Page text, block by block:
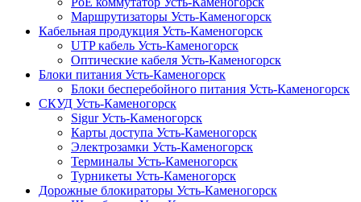
Маршрутизаторы Усть-Каменогорск
Кабельная продукция Усть-Каменогорск
UTP кабель Усть-Каменогорск
Оптические кабеля Усть-Каменогорск
Блоки питания Усть-Каменогорск
Блоки бесперебойного питания Усть-Каменогорск
СКУД Усть-Каменогорск
Sigur Усть-Каменогорск
Карты доступа Усть-Каменогорск
Электрозамки Усть-Каменогорск
Терминалы Усть-Каменогорск
Турникеты Усть-Каменогорск
Дорожные блокираторы Усть-Каменогорск